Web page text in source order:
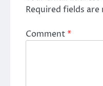
Required fields are
Comment*